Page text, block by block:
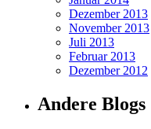
Dezember 2013
November 2013
Juli 2013
Februar 2013
Dezember 2012
Andere Blogs